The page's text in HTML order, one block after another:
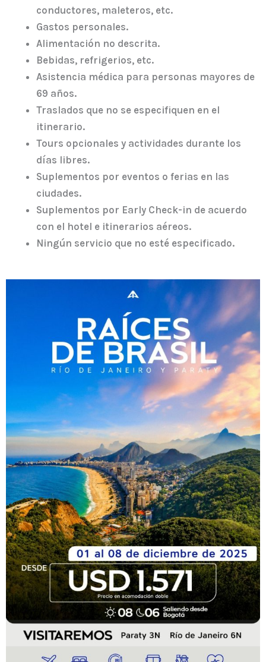
conductores, maleteros, etc.
Gastos personales.
Alimentación no descrita.
Bebidas, refrigerios, etc.
Asistencia médica para personas mayores de
69 años.
Traslados que no se especifiquen en el
itinerario.
Tours opcionales y actividades durante los
días libres.
Suplementos por eventos o ferias en las
ciudades.
Suplementos por Early Check-in de acuerdo
con el hotel e itinerarios aéreos.
Ningún servicio que no esté especificado.